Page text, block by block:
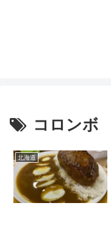
コロンボ
北海道